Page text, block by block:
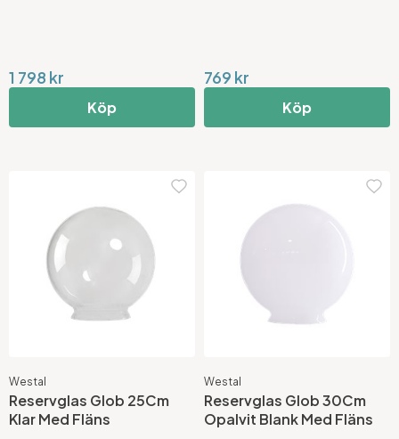
1 798 kr
Köp
769 kr
Köp
Westal
Reservglas Glob 25Cm
Klar Med Fläns
Westal
Reservglas Glob 30Cm
Opalvit Blank Med Fläns